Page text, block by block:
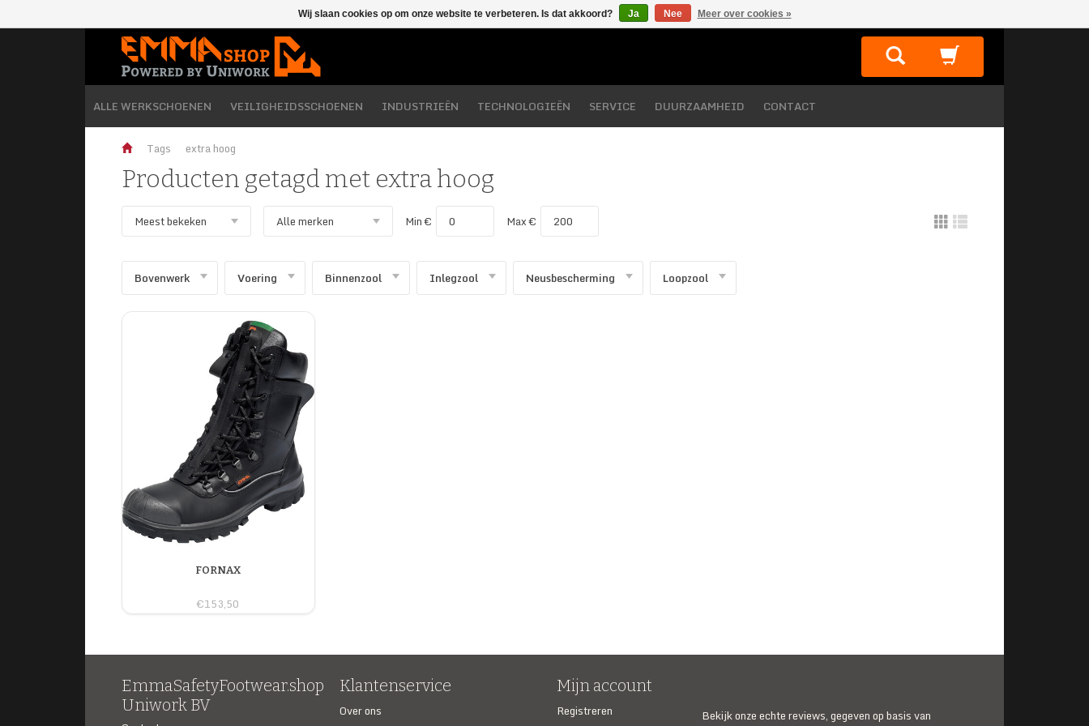
ALLE WERKSCHOENEN VEILIGHEIDSSCHOENEN INDUSTRIEËN TECHNOLOGIEËN SERVICE DUURZAAMHEID CONTACT
Tags extra hoog
Producten getagd met extra hoog
Min € Max €
Bovenwerk Voering Binnenzool Inlegzool Neusbescherming Loopzool
FORNAX
€153,50
EmmaSafetyFootwear.shop
Uniwork BV
Klantenservice
Over ons
Mijn account
Registreren
Bekijk onze echte reviews, gegeven op basis van
Wij slaan cookies op om onze website te verbeteren. Is dat akkoord? Ja Nee Meer over cookies »